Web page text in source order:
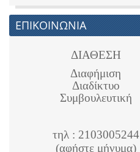
ΕΠΙΚΟΙΝΩΝΙΑ
ΔΙΑΘΕΣΗ
Διαφήμιση
Διαδίκτυο
Συμβουλευτική
τηλ : 2103005244
(αφήστε μήνυμα)